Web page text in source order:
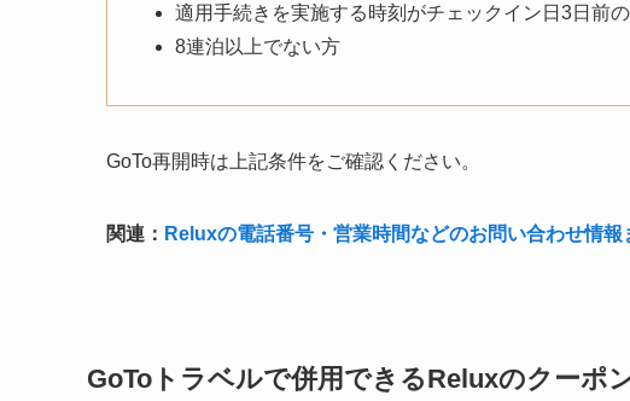
適用手続きを実施する時刻がチェックイン日3日前
8連泊以上でない方
GoTo再開時は上記条件をご確認ください。
関連： Reluxの電話番号・営業時間などのお問い合わせ情報
GoToトラベルで併用できるReluxのクーポ